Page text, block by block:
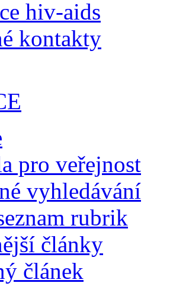
hiv-aids
kontakty
pro veřejnost
vyhledávání
rubrik
články
článek